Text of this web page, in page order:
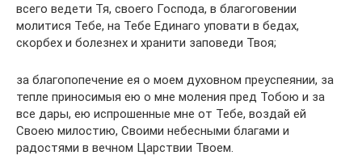
всего ведети Тя, своего Господа, в благоговении
молитися Тебе, на Тебе Единаго уповати в бедах,
скорбех и болезнех и хранити заповеди Твоя;
за благопопечение ея о моем духовном преуспеянии, за
тепле приносимыя ею о мне моления пред Тобою и за
все дары, ею испрошенные мне от Тебе, воздай ей
Своею милостию, Своими небесными благами и
радостями в вечном Царствии Твоем.